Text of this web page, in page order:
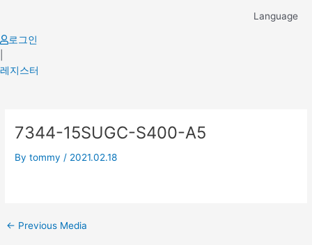
content
Language
로그인
레지스터
7344-15SUGC-S400-A5
Bytommy / 2021.02.18
navigation
← Previous Media